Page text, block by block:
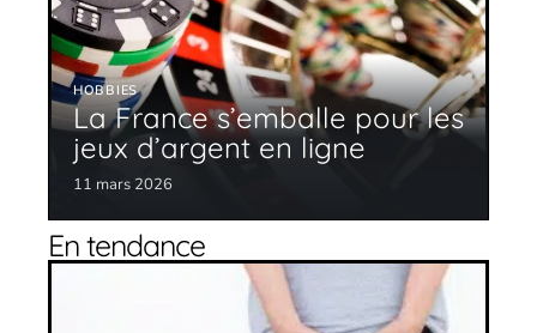
HOBBIES
La France s’emballe pour les
jeux d’argent en ligne
11 mars 2026
En tendance